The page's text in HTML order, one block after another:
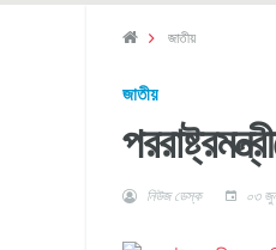
জাতীয়
জাতীয়
নিউজ ডেস্ক ০৩